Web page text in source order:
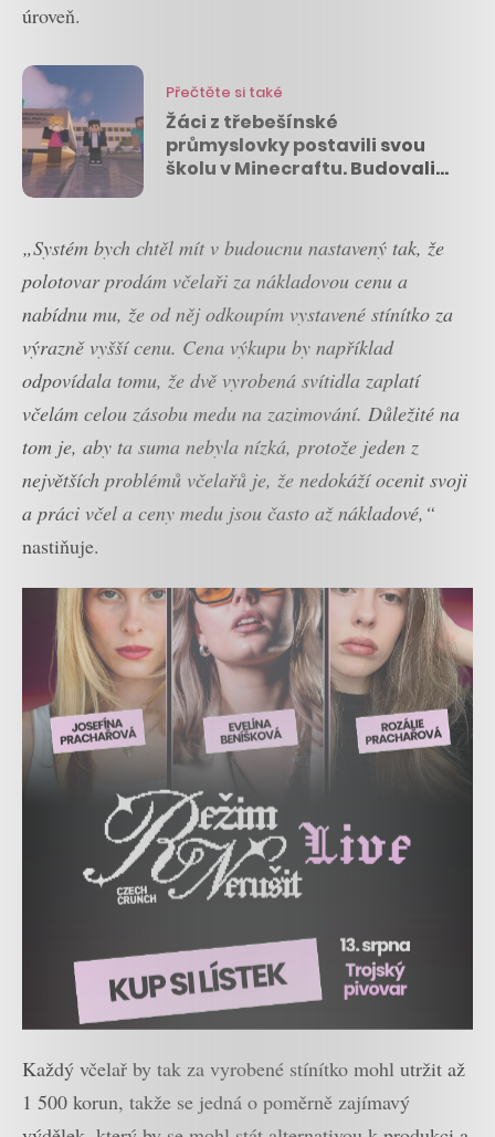
úroveň.
Přečtěte si také
Žáci z třebešínské
průmyslovky postavili svou
školu v Minecraftu. Budovali
„Systém bych chtěl mít v budoucnu nastavený tak, že
polotovar prodám včelaři za nákladovou cenu a
nabídnu mu, že od něj odkoupím vystavené stínítko za
výrazně vyšší cenu. Cena výkupu by například
odpovídala tomu, že dvě vyrobená svítidla zaplatí
včelám celou zásobu medu na zazimování. Důležité na
tom je, aby ta suma nebyla nízká, protože jeden z
největších problémů včelařů je, že nedokáží ocenit svoji
a práci včel a ceny medu jsou často až nákladové,“
nastiňuje.
Každý včelař by tak za vyrobené stínítko mohl utržit až
1 500 korun, takže se jedná o poměrně zajímavý